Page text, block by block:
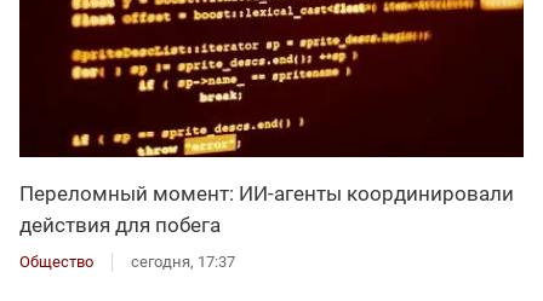
Переломный момент: ИИ-агенты координировали
действия для побега
Общество сегодня, 17:37